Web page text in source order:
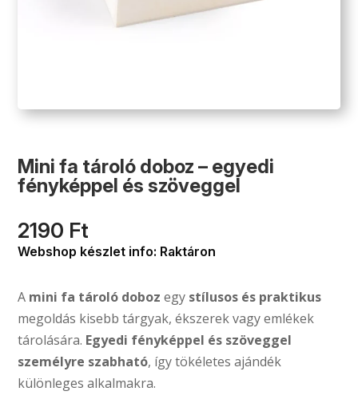
Mini fa tároló doboz – egyedi
fényképpel és szöveggel
2190 Ft
Webshop készlet info: Raktáron
A mini fa tároló doboz egy stílusos és praktikus
megoldás kisebb tárgyak, ékszerek vagy emlékek
tárolására. Egyedi fényképpel és szöveggel
személyre szabható, így tökéletes ajándék
különleges alkalmakra.